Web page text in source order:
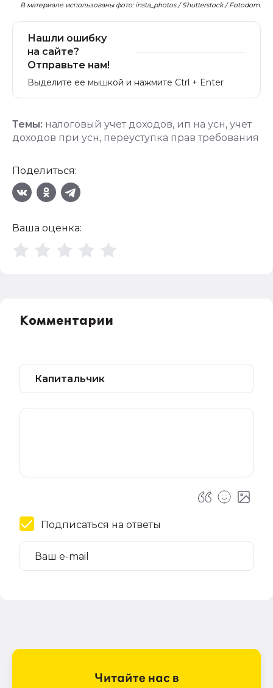
В материале использованы фото: insta_photos / Shutterstock / Fotodom.
Нашли ошибку
на сайте?
Отправьте нам!
Выделите ее мышкой и нажмите Ctrl + Enter
Темы: налоговый учет доходов, ип на усн, учет
доходов при усн, переуступка прав требования
Поделиться:
Ваша оценка:
Комментарии
Подписаться на ответы